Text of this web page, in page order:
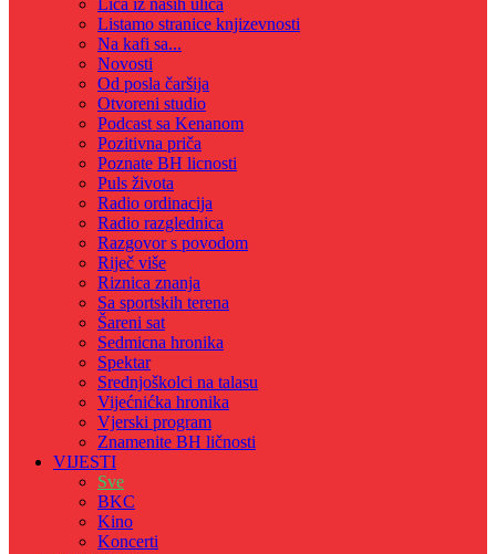
Lica iz nasih ulica
Listamo stranice knjizevnosti
Na kafi sa...
Novosti
Od posla čaršija
Otvoreni studio
Podcast sa Kenanom
Pozitivna priča
Poznate BH licnosti
Puls života
Radio ordinacija
Radio razglednica
Razgovor s povodom
Riječ više
Riznica znanja
Sa sportskih terena
Šareni sat
Sedmicna hronika
Spektar
Srednjoškolci na talasu
Vijećnićka hronika
Vjerski program
Znamenite BH ličnosti
VIJESTI
Sve
BKC
Kino
Koncerti